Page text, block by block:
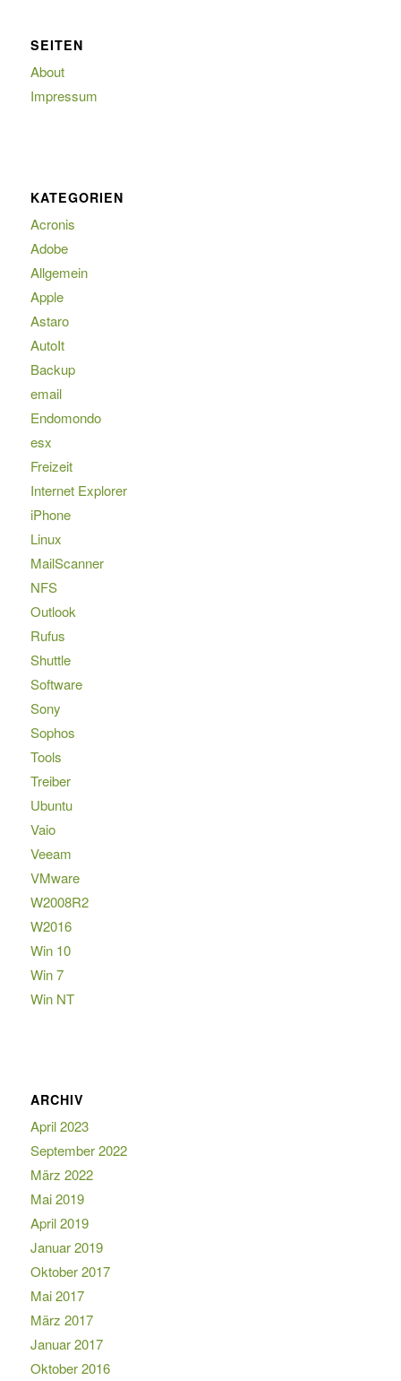
SEITEN
About
Impressum
KATEGORIEN
Acronis
Adobe
Allgemein
Apple
Astaro
AutoIt
Backup
email
Endomondo
esx
Freizeit
Internet Explorer
iPhone
Linux
MailScanner
NFS
Outlook
Rufus
Shuttle
Software
Sony
Sophos
Tools
Treiber
Ubuntu
Vaio
Veeam
VMware
W2008R2
W2016
Win 10
Win 7
Win NT
ARCHIV
April 2023
September 2022
März 2022
Mai 2019
April 2019
Januar 2019
Oktober 2017
Mai 2017
März 2017
Januar 2017
Oktober 2016